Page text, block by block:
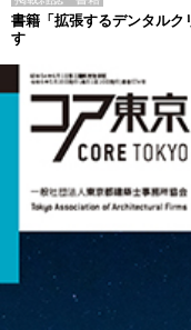
書籍「拡張するデンタルク
す